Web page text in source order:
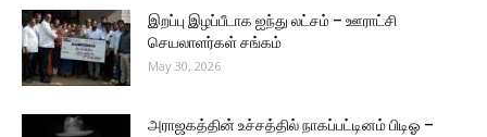
இறப்பு இழப்பீடாக ஐந்து லட்சம் – ஊராட்சி
செயலாளர்கள் சங்கம்
May 30, 2026
அராஜகத்தின் உச்சத்தில் நாகப்பட்டினம் பிடிஓ –